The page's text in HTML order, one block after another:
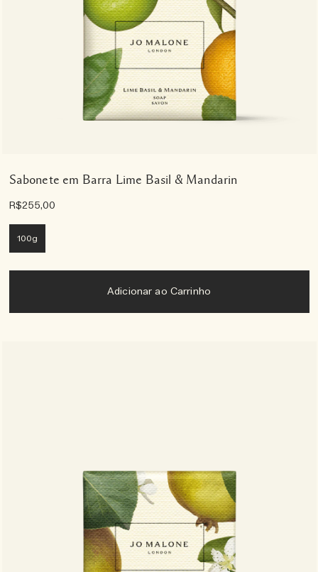
Sabonete em Barra Lime Basil & Mandarin
R$255,00
100g
Adicionar ao Carrinho